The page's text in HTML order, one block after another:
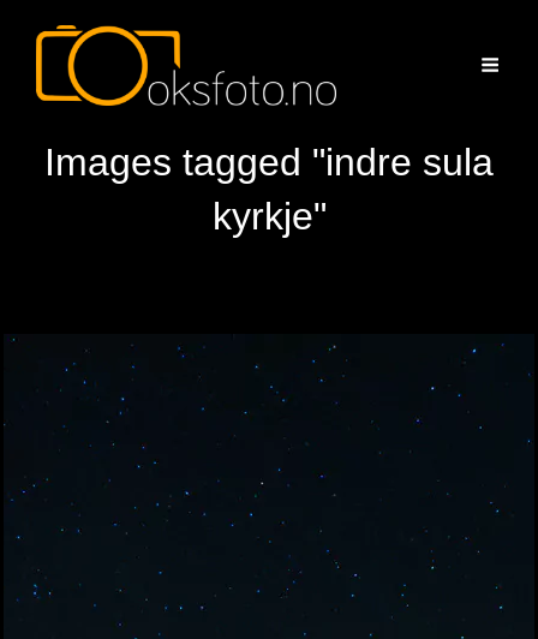
Images tagged "indre sula
kyrkje"